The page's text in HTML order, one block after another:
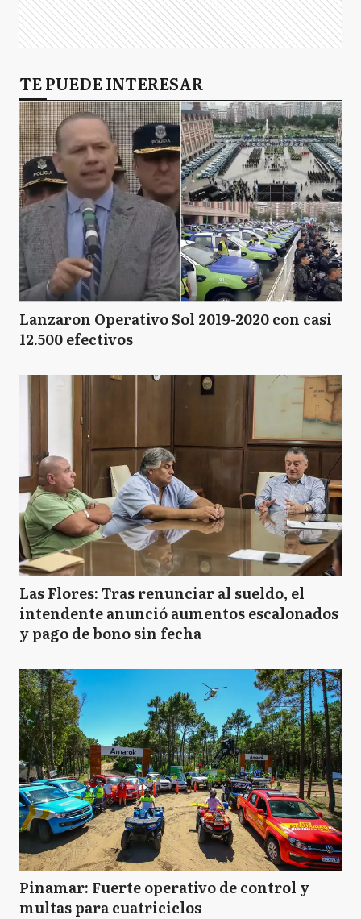
TE PUEDE INTERESAR
Lanzaron Operativo Sol 2019-2020 con casi
12.500 efectivos
Las Flores: Tras renunciar al sueldo, el
intendente anunció aumentos escalonados
y pago de bono sin fecha
Pinamar: Fuerte operativo de control y
multas para cuatriciclos